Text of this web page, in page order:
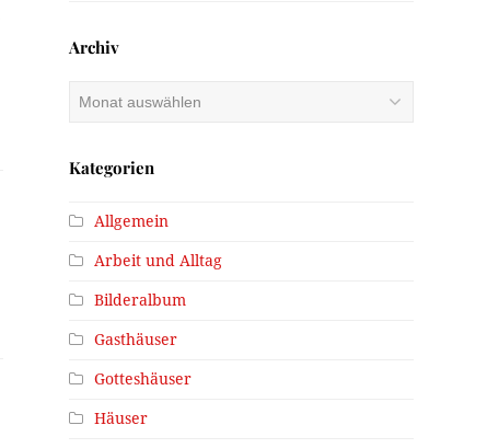
Archiv
Archiv
Kategorien
Allgemein
Arbeit und Alltag
Bilderalbum
Gasthäuser
Gotteshäuser
Häuser